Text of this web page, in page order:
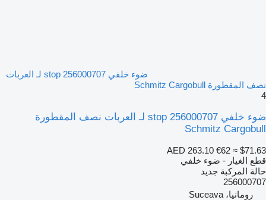
ضوء خلفي stop 256000707 لـ العربات
نصف المقطورة Schmitz Cargobull
4
ضوء خلفي stop 256000707 لـ العربات نصف المقطورة
Schmitz Cargobull
AED 263.10 €62 ≈ $71.63
قطع الغيار - ضوء خلفي
حالة المركبة جديد
256000707
رومانيا، Suceava